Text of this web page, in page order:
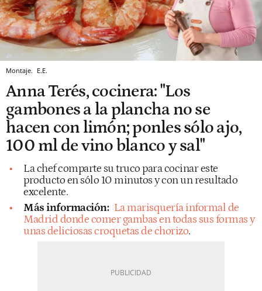
Montaje. E.E.
Anna Terés, cocinera: "Los
gambones a la plancha no se
hacen con limón; ponles sólo ajo,
100 ml de vino blanco y sal"
La chef comparte su truco para cocinar este
producto en sólo 10 minutos y con un resultado
excelente.
Más información: La marisquería informal de
Madrid donde comer gambas en todas sus formas y
unas deliciosas croquetas de chorizo.